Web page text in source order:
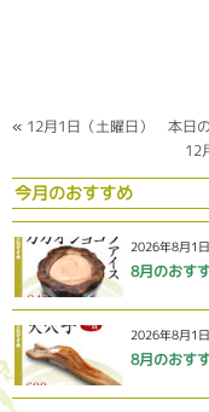
« 12月1日（土曜日） 本日
12
今月のおすすめ
2026年8月1日
8月のおす
2026年8月1日
8月のおす